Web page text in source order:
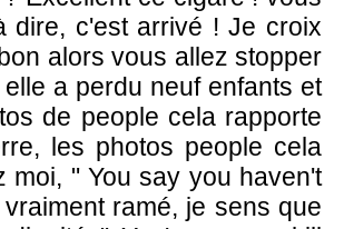
dire, c'est arrivé ! Je croix
alors vous allez stopper
a perdu neuf enfants et
de people cela rapporte
les photos people cela
moi, " You say you haven't
ramé, je sens que